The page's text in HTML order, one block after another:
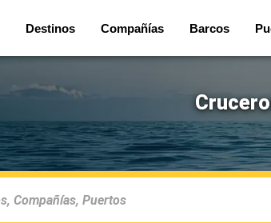
Destinos Compañías Barcos